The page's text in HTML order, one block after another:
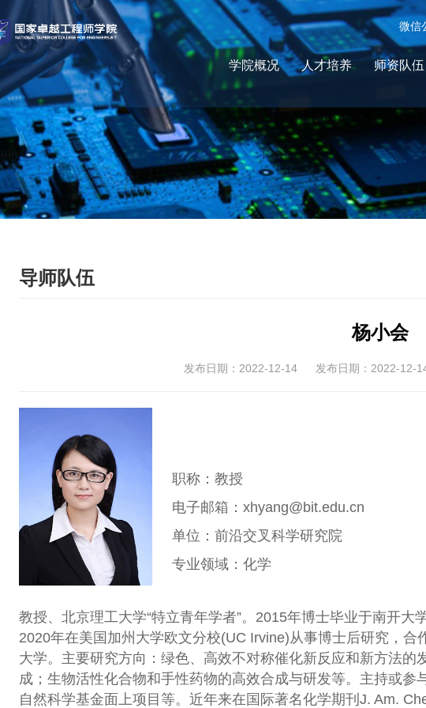
学院概况 人才培养 师资队伍
微信
导师队伍
杨小会
发布日期：2022-12-14 发布日期：2022-12-
职称：教授
电子邮箱：xhyang@bit.edu.cn
单位：前沿交叉科学研究院
专业领域：化学
教授、北京理工大学“特立青年学者”。2015年博士毕业于南开
2020年在美国加州大学欧文分校(UC Irvine)从事博士后研究，
大学。主要研究方向：绿色、高效不对称催化新反应和新方法
成；生物活性化合物和手性药物的高效合成与研发等。主持或
自然科学基金面上项目等。近年来在国际著名化学期刊J. Am.